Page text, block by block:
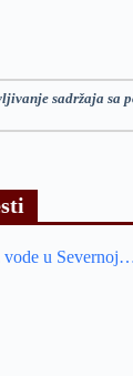
sadržaja sa